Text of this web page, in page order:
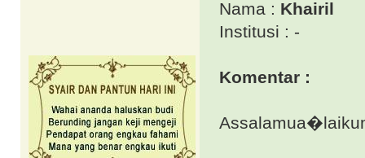
Nama : Khairil
Institusi : -
Komentar :